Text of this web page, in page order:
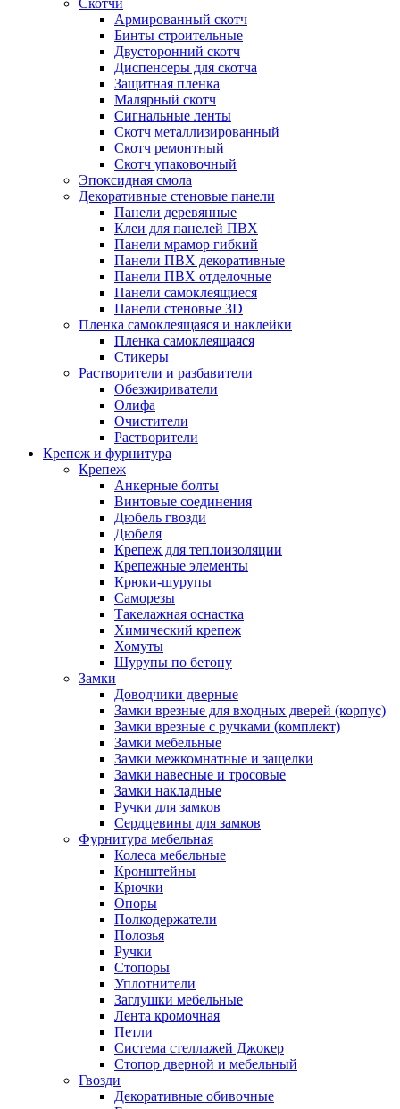
Скотчи
Армированный скотч
Бинты строительные
Двусторонний скотч
Диспенсеры для скотча
Защитная пленка
Малярный скотч
Сигнальные ленты
Скотч металлизированный
Скотч ремонтный
Скотч упаковочный
Эпоксидная смола
Декоративные стеновые панели
Панели деревянные
Клеи для панелей ПВХ
Панели мрамор гибкий
Панели ПВХ декоративные
Панели ПВХ отделочные
Панели самоклеящиеся
Панели стеновые 3D
Пленка самоклеящаяся и наклейки
Пленка самоклеящаяся
Стикеры
Растворители и разбавители
Обезжириватели
Олифа
Очистители
Растворители
Крепеж и фурнитура
Крепеж
Анкерные болты
Винтовые соединения
Дюбель гвозди
Дюбеля
Крепеж для теплоизоляции
Крепежные элементы
Крюки-шурупы
Саморезы
Такелажная оснастка
Химический крепеж
Хомуты
Шурупы по бетону
Замки
Доводчики дверные
Замки врезные для входных дверей (корпус)
Замки врезные с ручками (комплект)
Замки мебельные
Замки межкомнатные и защелки
Замки навесные и тросовые
Замки накладные
Ручки для замков
Сердцевины для замков
Фурнитура мебельная
Колеса мебельные
Кронштейны
Крючки
Опоры
Полкодержатели
Полозья
Ручки
Стопоры
Уплотнители
Заглушки мебельные
Лента кромочная
Петли
Система стеллажей Джокер
Стопор дверной и мебельный
Гвозди
Декоративные обивочные